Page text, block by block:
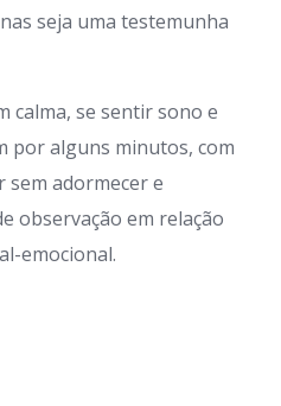
seja uma testemunha
calma, se sentir sono e
por alguns minutos, com
sem adormecer e
observação em relação
emocional.